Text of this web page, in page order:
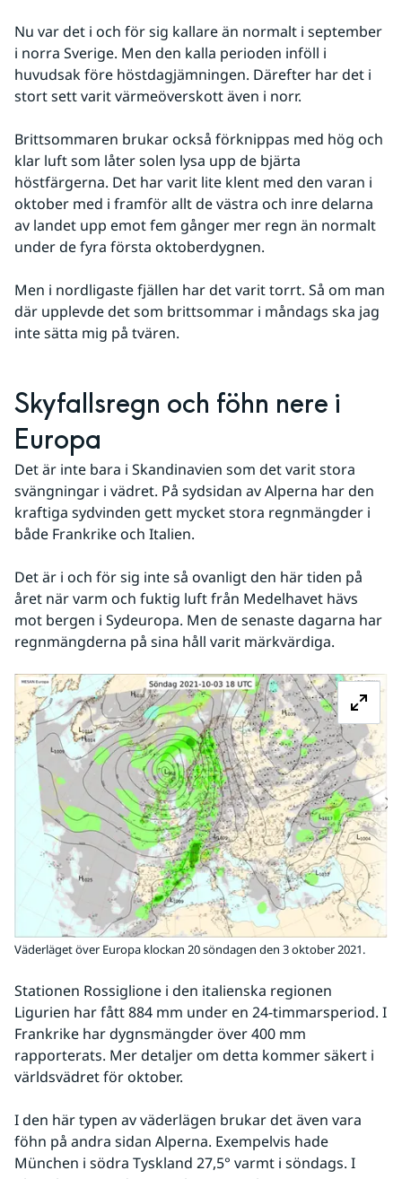
Nu var det i och för sig kallare än normalt i september
i norra Sverige. Men den kalla perioden inföll i
huvudsak före höstdagjämningen. Därefter har det i
stort sett varit värmeöverskott även i norr.
Brittsommaren brukar också förknippas med hög och
klar luft som låter solen lysa upp de bjärta
höstfärgerna. Det har varit lite klent med den varan i
oktober med i framför allt de västra och inre delarna
av landet upp emot fem gånger mer regn än normalt
under de fyra första oktoberdygnen.
Men i nordligaste fjällen har det varit torrt. Så om man
där upplevde det som brittsommar i måndags ska jag
inte sätta mig på tvären.
Skyfallsregn och föhn nere i
Europa
Det är inte bara i Skandinavien som det varit stora
svängningar i vädret. På sydsidan av Alperna har den
kraftiga sydvinden gett mycket stora regnmängder i
både Frankrike och Italien.
Det är i och för sig inte så ovanligt den här tiden på
året när varm och fuktig luft från Medelhavet hävs
mot bergen i Sydeuropa. Men de senaste dagarna har
regnmängderna på sina håll varit märkvärdiga.
Väderläget över Europa klockan 20 söndagen den 3 oktober 2021.
Stationen Rossiglione i den italienska regionen
Ligurien har fått 884 mm under en 24-timmarsperiod. I
Frankrike har dygnsmängder över 400 mm
rapporterats. Mer detaljer om detta kommer säkert i
världsvädret för oktober.
I den här typen av väderlägen brukar det även vara
föhn på andra sidan Alperna. Exempelvis hade
München i södra Tyskland 27,5° varmt i söndags. I